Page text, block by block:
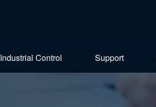
Industrial Control Support